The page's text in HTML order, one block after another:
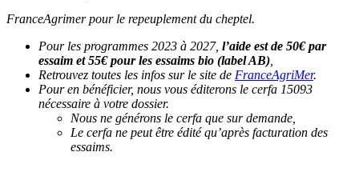
FranceAgrimer pour le repeuplement du cheptel.
Pour les programmes 2023 à 2027, l’aide est de 50€ par
essaim et 55€ pour les essaims bio (label AB),
Retrouvez toutes les infos sur le site de FranceAgriMer.
Pour en bénéficier, nous vous éditerons le cerfa 15093
nécessaire à votre dossier.
Nous ne générons le cerfa que sur demande,
Le cerfa ne peut être édité qu’après facturation des
essaims.